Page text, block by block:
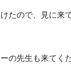
たので、見に来
の先生も来てく